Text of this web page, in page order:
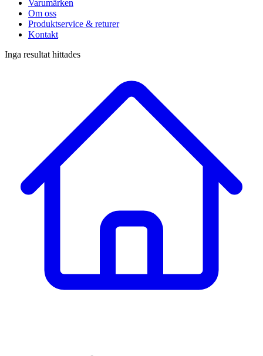
Varumärken
Om oss
Produktservice & returer
Kontakt
Inga resultat hittades